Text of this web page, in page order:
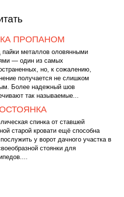
ПРОПАНОМ
пайки металлов оловянными
— один из самых
но, к сожалению,
получается не слишком
Более надежный шов
так называемые...
спинка от ставшей
старой кровати ещё способна
у ворот дачного участка в
стоянки для